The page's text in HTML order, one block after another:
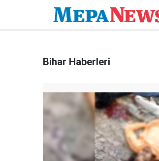
Bihar Haberleri